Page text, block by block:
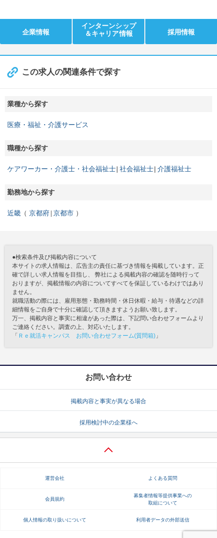
企業情報
インターンシップ
＆キャリア情報
採用情報
この求人の関連条件で探す
業種から探す
医療・福祉・介護サービス
職種から探す
ケアワーカー・介護士・社会福祉士 社会福祉士 介護福祉士
勤務地から探す
近畿 京都府 京都市
●検索条件及び掲載内容について
本サイトの求人情報は、広告主の責任に基づき情報を掲載しています。正
確で詳しい求人情報を目指し、 弊社による掲載内容の確認を随時行って
おりますが、掲載情報の内容についてすべてを保証しているわけではあり
ません。
就職活動の際には、雇用形態・勤務時間・休日休暇・給与・待遇などの詳
細情報をご自身で十分に確認して頂きますようお願い致します。
万一、掲載内容と事実に相違があった際は、下記問い合わせフォームより
ご連絡ください。調査の上、対応いたします。
「 Ｒｅ就活キャンパス お問い合わせフォーム(質問箱) 」
お問い合わせ
掲載内容と事実が異なる場合
採用検討中の企業様へ
運営会社 よくある質問
会員規約
募集者情報等提供事業への
取組について
個人情報の取り扱いについて 利用者データの外部送信